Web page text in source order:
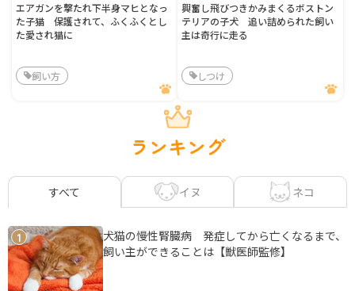
エアガンを撃たれ下半身マヒとなっ
た子猫 保護されて、ふくふくとし
た愛され猫に
飼い方
興奮し飛びつきかみまくるボストン
テリアの子犬 追い詰められた飼い
主は奇行に走る
しつけ
ランキング
すべて イヌ ネコ
1
犬猫の慢性腎臓病 発症してから亡くなるまで、
飼い主ができることは【獣医師監修】